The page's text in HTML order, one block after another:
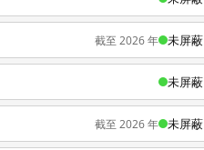
截至 2026 年 未屏蔽
未屏蔽
截至 2026 年 未屏蔽